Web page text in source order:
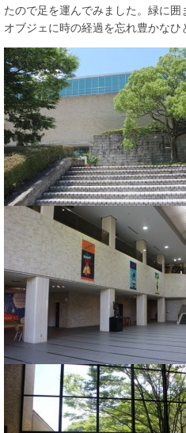
たので足を運んでみました。緑に
オブジェに時の経過を忘れ豊かなひ